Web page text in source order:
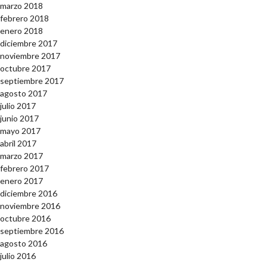
marzo 2018
febrero 2018
enero 2018
diciembre 2017
noviembre 2017
octubre 2017
septiembre 2017
agosto 2017
julio 2017
junio 2017
mayo 2017
abril 2017
marzo 2017
febrero 2017
enero 2017
diciembre 2016
noviembre 2016
octubre 2016
septiembre 2016
agosto 2016
julio 2016